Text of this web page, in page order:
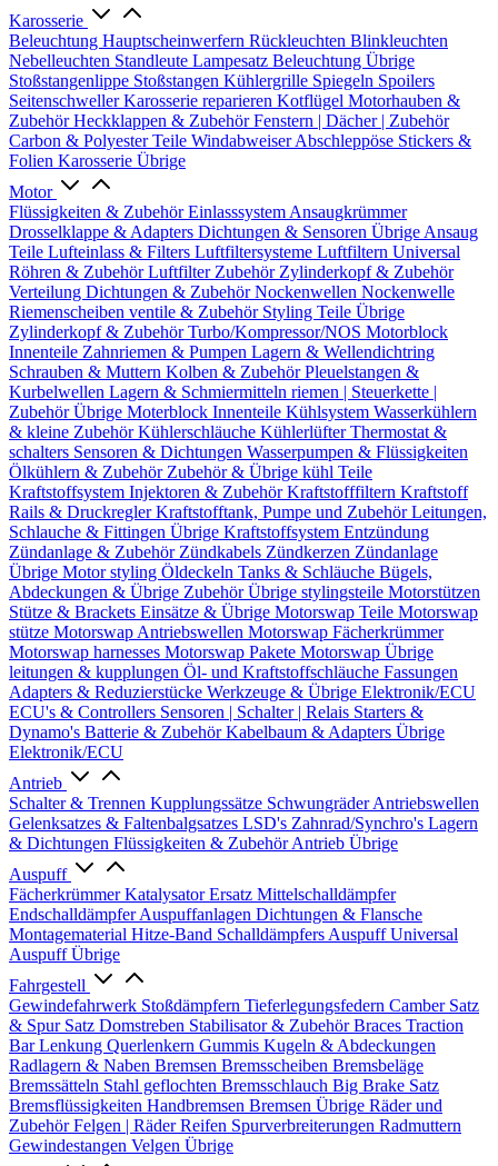
Karosserie
Beleuchtung Hauptscheinwerfern Rückleuchten Blinkleuchten
Nebelleuchten Standleute Lampesatz Beleuchtung Übrige
Stoßstangenlippe Stoßstangen Kühlergrille Spiegeln Spoilers
SeitenschwellerKarosserie reparieren Kotflügel Motorhauben &
ZubehörHeckklappen & ZubehörFenstern | Dächer | Zubehör
Carbon & Polyester Teile WindabweiserAbschleppöse Stickers &
Folien Karosserie Übrige
Motor
Flüssigkeiten & ZubehörEinlasssystem Ansaugkrümmer
Drosselklappe & Adapters Dichtungen & Sensoren Übrige Ansaug
Teile Lufteinlass & Filters Luftfiltersysteme Luftfiltern Universal
Röhren & ZubehörLuftfilter Zubehör Zylinderkopf & Zubehör
Verteilung Dichtungen & ZubehörNockenwellen Nockenwelle
Riemenscheiben ventile & Zubehör Styling Teile Übrige
Zylinderkopf & ZubehörTurbo/Kompressor/NOS Motorblock
Innenteile Zahnriemen & Pumpen Lagern & Wellendichtring
Schrauben & Muttern Kolben & ZubehörPleuelstangen &
Kurbelwellen Lagern & Schmiermitteln riemen | Steuerkette |
ZubehörÜbrige Moterblock Innenteile Kühlsystem Wasserkühlern
& kleine ZubehörKühlerschläuche KühlerlüfterThermostat &
schalters Sensoren & Dichtungen Wasserpumpen & Flüssigkeiten
Ölkühlern & Zubehör Zubehör & Übrige kühl Teile
Kraftstoffsystem Injektoren & ZubehörKraftstofffiltern Kraftstoff
Rails & DruckreglerKraftstofftank, Pumpe und ZubehörLeitungen,
Schlauche & Fittingen Übrige Kraftstoffsystem Entzündung
Zündanlage & Zubehör Zündkabels Zündkerzen Zündanlage
Übrige Motor styling Öldeckeln Tanks & Schläuche Bügels,
Abdeckungen & Übrige ZubehörÜbrige stylingsteile Motorstützen
Stütze & Brackets Einsätze & Übrige Motorswap Teile Motorswap
stütze Motorswap Antriebswellen Motorswap Fächerkrümmer
Motorswap harnesses Motorswap Pakete Motorswap Übrige
leitungen & kupplungen Öl- und Kraftstoffschläuche Fassungen
Adapters & Reduzierstücke Werkzeuge & Übrige Elektronik/ECU
ECU's & Controllers Sensoren | Schalter | Relais Starters &
Dynamo's Batterie & ZubehörKabelbaum & Adapters Übrige
Elektronik/ECU
Antrieb
Schalter & Trennen Kupplungssätze SchwungräderAntriebswellen
Gelenksatzes & Faltenbalgsatzes LSD's Zahnrad/Synchro's Lagern
& Dichtungen Flüssigkeiten & ZubehörAntrieb Übrige
Auspuff
FächerkrümmerKatalysator Ersatz Mittelschalldämpfer
EndschalldämpferAuspuffanlagen Dichtungen & Flansche
Montagematerial Hitze-Band Schalldämpfers Auspuff Universal
Auspuff Übrige
Fahrgestell
Gewindefahrwerk Stoßdämpfern Tieferlegungsfedern Camber Satz
& Spur Satz Domstreben Stabilisator & ZubehörBraces Traction
BarLenkung Querlenkern Gummis Kugeln & Abdeckungen
Radlagern & Naben Bremsen Bremsscheiben Bremsbeläge
Bremssätteln Stahl geflochten Bremsschlauch Big Brake Satz
Bremsflüssigkeiten Handbremsen Bremsen Übrige Räder und
ZubehörFelgen | RäderReifen Spurverbreiterungen Radmuttern
Gewindestangen Velgen Übrige